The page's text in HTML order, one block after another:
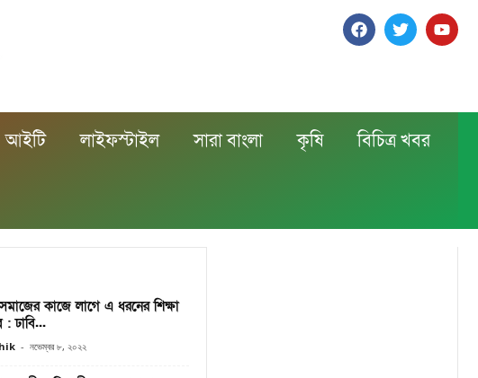
আইটি লাইফস্টাইল সারা বাংলা কৃষি বিচিত্র খবর
কাজে লাগে এ ধরনের শিক্ষা
ঢাবি...
- নভেম্বর ৮, ২০২২